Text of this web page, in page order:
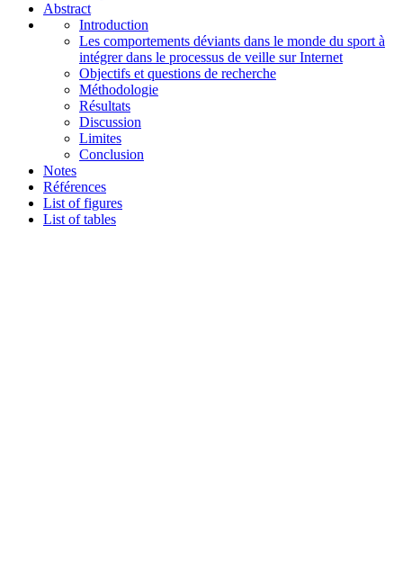
Abstract
Introduction
Les comportements déviants dans le monde du sport à
intégrer dans le processus de veille sur Internet
Objectifs et questions de recherche
Méthodologie
Résultats
Discussion
Limites
Conclusion
Notes
Références
List of figures
List of tables